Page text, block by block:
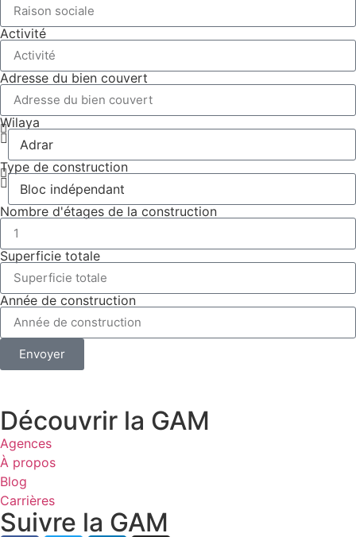
Activité
Adresse du bien couvert
Wilaya
Type de construction
Nombre d'étages de la construction
Superficie totale
Année de construction
Envoyer
Découvrir la GAM
Agences
À propos
Blog
Carrières
Suivre la GAM